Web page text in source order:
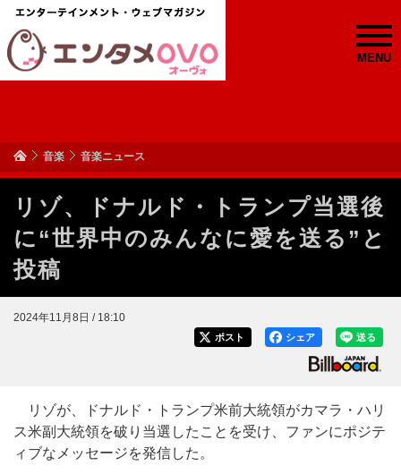
MENU
音楽 音楽ニュース
リゾ、ドナルド・トランプ当選後
に“世界中のみんなに愛を送る”と
投稿
2024年11月8日 / 18:10
送る
シェア
ポスト
リゾが、ドナルド・トランプ米前大統領がカマラ・ハリ
ス米副大統領を破り当選したことを受け、ファンにポジテ
ィブなメッセージを発信した。